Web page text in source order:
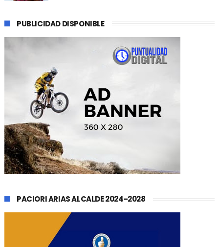
PUBLICIDAD DISPONIBLE
PACIORI ARIAS ALCALDE 2024-2028